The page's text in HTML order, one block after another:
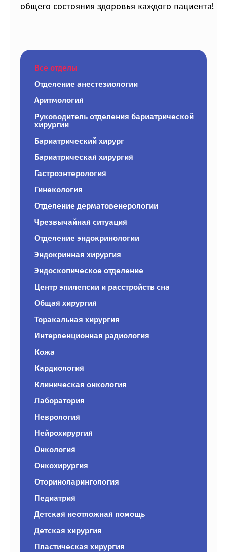
общего состояния здоровья каждого пациента!
Отделение анестезиологии
Аритмология
Руководитель отделения бариатрической
хирургии
Бариатрический хирург
Бариатрическая хирургия
Гастроэнтерология
Гинекология
Отделение дерматовенерологии
Чрезвычайная ситуация
Отделение эндокринологии
Эндокринная хирургия
Эндоскопическое отделение
Центр эпилепсии и расстройств сна
Общая хирургия
Торакальная хирургия
Интервенционная радиология
Кожа
Кардиология
Клиническая онкология
Лаборатория
Неврология
Нейрохирургия
Онкология
Онкохирургия
Оториноларингология
Педиатрия
Детская неотложная помощь
Детская хирургия
Пластическая хирургия
Все отделы